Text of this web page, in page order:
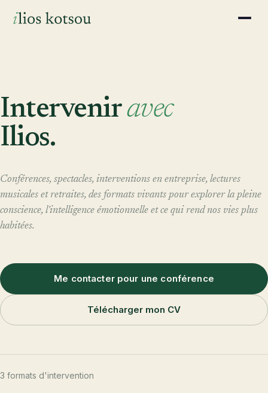
Interveniravec
Ilios.
Conférences, spectacles, interventions en entreprise, lectures
musicales et retraites, des formats vivants pour explorer la pleine
conscience, l'intelligence émotionnelle et ce qui rend nos vies plus
habitées.
Me contacter pour une conférence
Télécharger mon CV
3 formats d'intervention